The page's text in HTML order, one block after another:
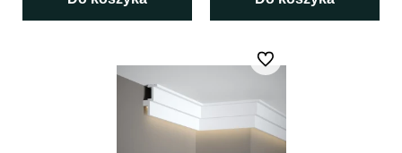
Do ulubionych